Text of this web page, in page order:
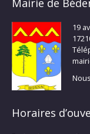
Mairie de
19
Horaires